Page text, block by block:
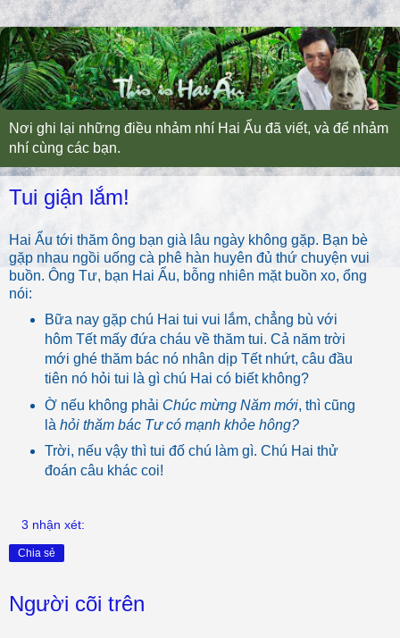
Nơi ghi lại những điều nhảm nhí Hai Ẩu đã viết, và để nhảm
nhí cùng các bạn.
Tui giận lắm!
Hai Ẩu tới thăm ông bạn già lâu ngày không gặp. Bạn bè
gặp nhau ngồi uống cà phê hàn huyên đủ thứ chuyện vui
buồn. Ông Tư, bạn Hai Ẩu, bỗng nhiên mặt buồn xo, ổng
nói:
Bữa nay gặp chú Hai tui vui lắm, chẳng bù với
hôm Tết mấy đứa cháu về thăm tui. Cả năm trời
mới ghé thăm bác nó nhân dịp Tết nhứt, câu đầu
tiên nó hỏi tui là gì chú Hai có biết không?
Ờ nếu không phải Chúc mừng Năm mới, thì cũng
là hỏi thăm bác Tư có mạnh khỏe hông?
Trời, nếu vậy thì tui đố chú làm gì. Chú Hai thử
đoán câu khác coi!
3 nhận xét:
Chia sẻ
Người cõi trên